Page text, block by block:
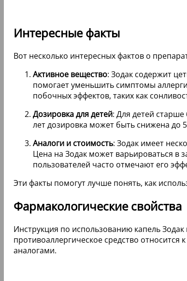
Интересные факты
Вот несколько интересных фактов о
Активное вещество: Зодак содержит
помогает уменьшить симптомы
побочных эффектов, таких как
Дозировка для детей: Для детей старше
лет дозировка может быть снижена до
Аналоги и стоимость: Зодак имеет
Цена на Зодак может варьироваться в
пользователей часто отмечают его
Эти факты помогут лучше понять, как
Фармакологические свойства
Инструкция по использованию капель
противоаллергическое средство
аналогами.